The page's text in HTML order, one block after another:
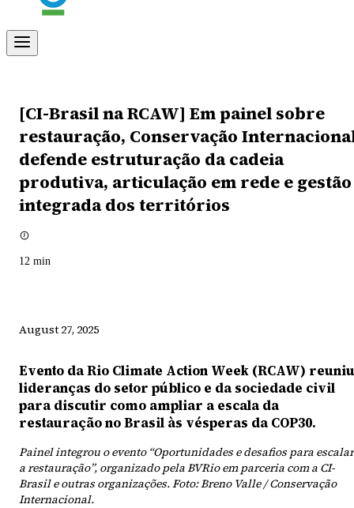
[CI-Brasil na RCAW] Em painel sobre
restauração, Conservação
defende estruturação da cadeia
produtiva, articulação em rede e gestão
integrada dos territórios
12 min
August 27, 2025
Evento da Rio Climate Action Week (RCAW) reuniu
lideranças do setor público e da sociedade civil
para discutir como ampliar a escala da
restauração no Brasil às vésperas da COP30.
Painel integrou o evento “Oportunidades e desafios para escalar
a restauração”, organizado pela BVRio em parceria com a CI-
Brasil e outras organizações. Foto: Breno Valle / Conservação
Internacional.